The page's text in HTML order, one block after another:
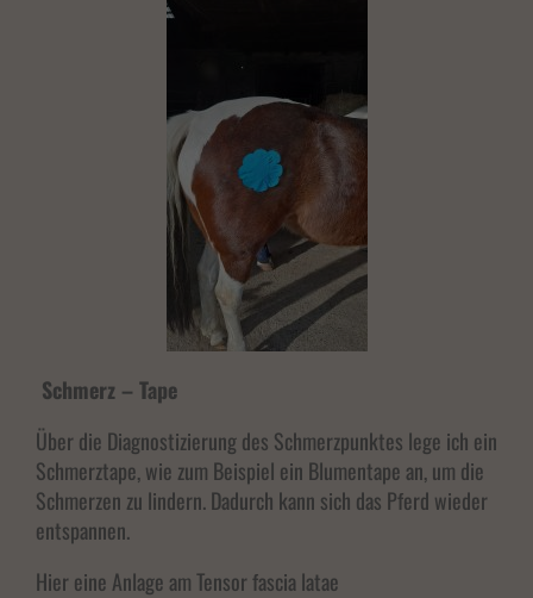
Schmerz – Tape
Über die Diagnostizierung des Schmerzpunktes lege ich ein
Schmerztape, wie zum Beispiel ein Blumentape an, um die
Schmerzen zu lindern. Dadurch kann sich das Pferd wieder
entspannen.
Hier eine Anlage am Tensor fascia latae